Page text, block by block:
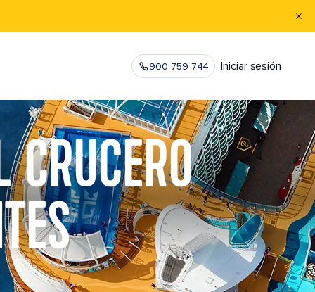
900 759 744 Iniciar sesión